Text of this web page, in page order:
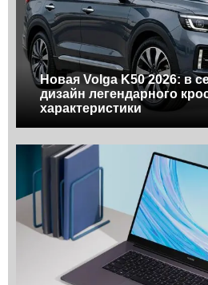
Новая Volga K50 2026: в
дизайн легендарного
характеристики